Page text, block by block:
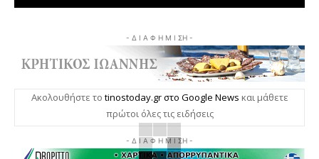
- Δ Ι Α Φ Η Μ Ι ΣΗ -
Ακολουθήστε το tinostoday.gr στο Google News και μάθετε
πρώτοι όλες τις ειδήσεις
- Δ Ι Α Φ Η Μ Ι ΣΗ -